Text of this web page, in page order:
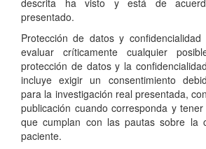
descrita ha visto y está de
presentado.
Protección de datos y
evaluar críticamente cualquier
protección de datos y la
incluye exigir un consentimiento
para la investigación real presentada,
publicación cuando corresponda y
que cumplan con las pautas sobre la
paciente.